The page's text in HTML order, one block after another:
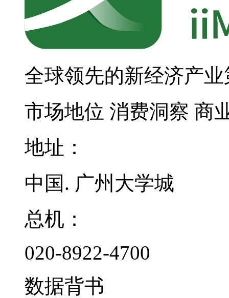
全球领先的新经济产
市场地位 消费洞察 商
地址：
中国. 广州大学城
总机：
020-8922-4700
数据背书